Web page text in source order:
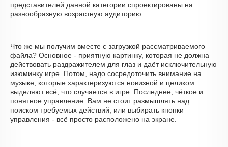
представителей данной категории спроектированы на
разнообразную возрастную аудиторию.
Что же мы получим вместе с загрузкой рассматриваемого
файла? Основное - приятную картинку, которая не должна
действовать раздражителем для глаз и даёт исключительную
изюминку игре. Потом, надо сосредоточить внимание на
музыке, которые характеризуются новизной и целиком
выделяют всё, что случается в игре. Последнее, чёткое и
понятное управление. Вам не стоит размышлять над
поиском требуемых действий, или выбирать кнопки
управления - всё просто расположено на экране.